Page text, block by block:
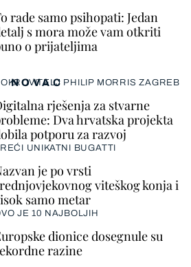
rade samo psihopati: Jedan
s mora može vam otkriti
o prijateljima
NOVAC PHILIP MORRIS ZAGREB
rješenja za stvarne
Dva hrvatska projekta
potporu za razvoj
UNIKATNI BUGATTI
je po vrsti
viteškog konja i
samo metar
JE 10 NAJBOLJIH
dionice dosegnule su
razine